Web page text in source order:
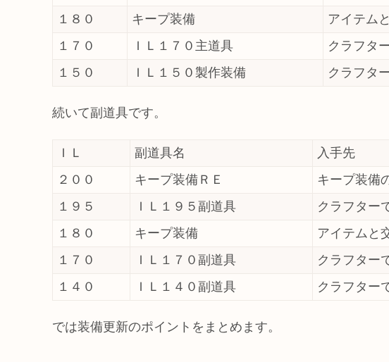
１８０
キープ装備 アイテム
１７０
ＩＬ１７０主道具 クラフタ
１５０
ＩＬ１５０製作装備 クラフタ
続いて副道具です。
ＩＬ 副道具名 入手先
２００
キープ装備ＲＥ キープ装備
１９５
ＩＬ１９５副道具 クラフター
１８０
キープ装備 アイテムと
１７０
ＩＬ１７０副道具 クラフター
１４０
ＩＬ１４０副道具 クラフター
では装備更新のポイントをまとめます。